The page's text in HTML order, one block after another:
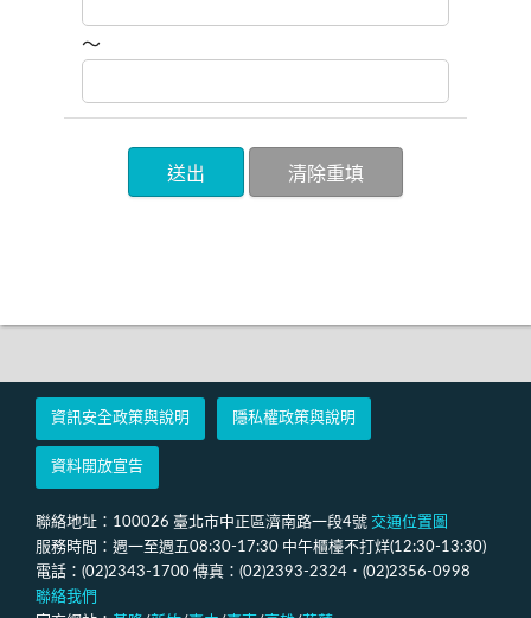
～
資訊安全政策與說明 隱私權政策與說明
資料開放宣告
聯絡地址：100026 臺北市中正區濟南路一段4號 交通位置圖
服務時間：週一至週五08:30-17:30 中午櫃檯不打烊(12:30-13:30)
電話：(02)2343-1700 傳真：(02)2393-2324．(02)2356-0998
聯絡我們